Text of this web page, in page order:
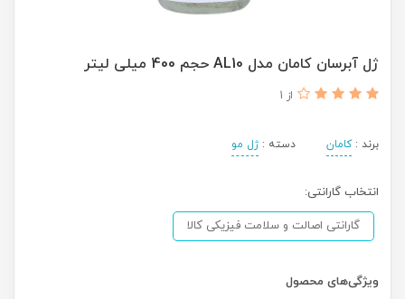
ژل آبرسان کامان مدل AL10 حجم 400 میلی لیتر
از 1
برند :کامان دسته : ژل مو
انتخاب گارانتی:
گارانتی اصالت و سلامت فیزیکی کالا
ویژگی‌های محصول